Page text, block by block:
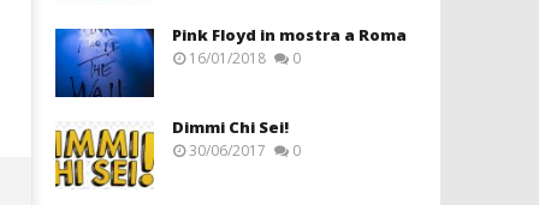
Pink Floyd in mostra a Roma
16/01/2018 0
Dimmi Chi Sei!
30/06/2017 0